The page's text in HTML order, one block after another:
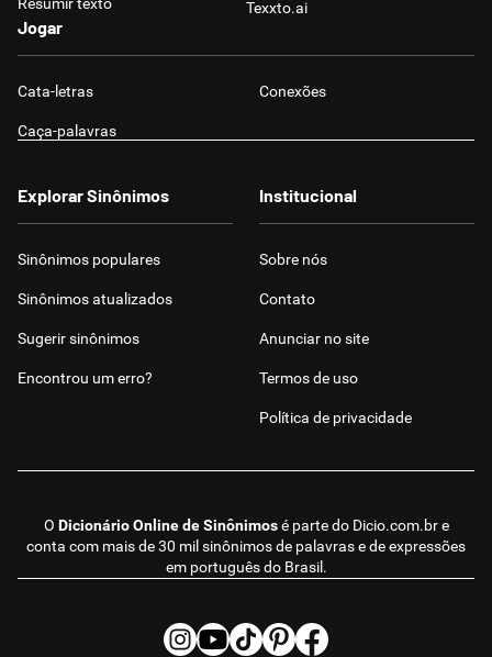
Texxto.ai
Jogar
Cata-letras Conexões
Caça-palavras
O Dicionário Online de Sinônimosé parte do Dicio.com.bre
conta com mais de 30 mil sinônimos de palavras e de expressões
em português do Brasil.
Explorar Sinônimos
Sinônimos populares
Sinônimos atualizados
Sugerir sinônimos
Encontrou um erro?
Institucional
Sobre nós
Contato
Anunciar no site
Termos de uso
Política de privacidade